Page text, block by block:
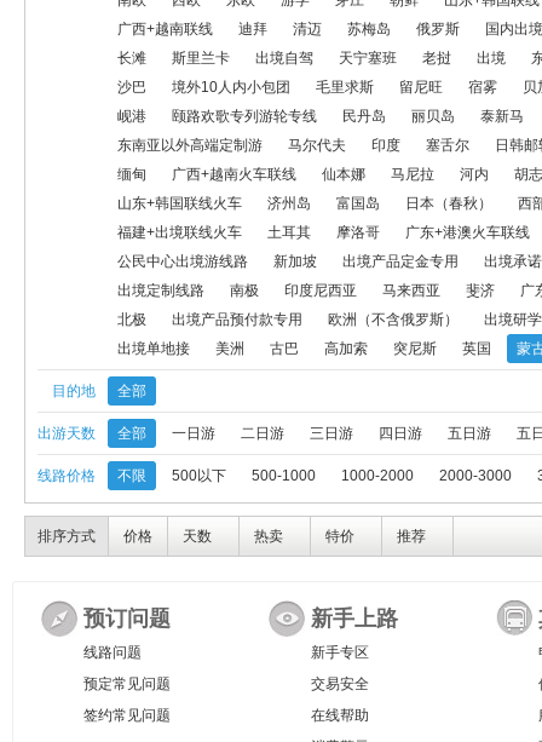
西部航日本 菲律宾 福建+出境联线飞机
转团专用出境线路 公民中心出境游线路 新加坡 出境产品定
马来西亚 斐济 广东+港澳连线 泰国、日本定
广西+越南联线
迪拜 清迈 苏梅岛 俄罗斯
国内出
长滩
斯里兰卡 出境自驾 天宁塞班 老挝 出境
沙巴
境外10人内小包团 毛里求斯 留尼旺 宿雾
贝
岘港
颐路欢歌专列游轮专线 民丹岛 丽贝岛
泰新马
东南亚以外高端定制游
马尔代夫 印度 塞舌尔
日韩邮
缅甸
广西+越南火车联线 仙本娜 马尼拉 河内
胡
山东+韩国联线火车
济州岛 富国岛 日本（春秋）
西
福建+出境联线火车
土耳其 摩洛哥
广东+港澳火车联线
公民中心出境游线路
新加坡 出境产品定金专用
出境承
出境定制线路
南极 印度尼西亚 马来西亚 斐济
广
北极
出境产品预付款专用 欧洲（不含俄罗斯）
出境研
出境单地接
美洲 古巴 高加索 突尼斯 英国 蒙
目的地 全部
出游天数 全部 一日游 二日游 三日游 四日游 五日游 五
线路价格 不限 500以下 500-1000 1000-2000 2000-3000
排序方式 价格 天数 热卖 特价 推荐
预订问题
线路问题
预定常见问题
签约常见问题
新手上路
新手专区
交易安全
在线帮助